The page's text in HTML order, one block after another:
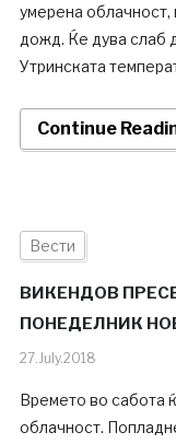
умерена облачност,
дожд. Ќе дува слаб
Утринската
Continue
Вести
ВИКЕНДОВ
ПОНЕДЕЛНИК
27.July.2018
Времето во сабота
облачност.